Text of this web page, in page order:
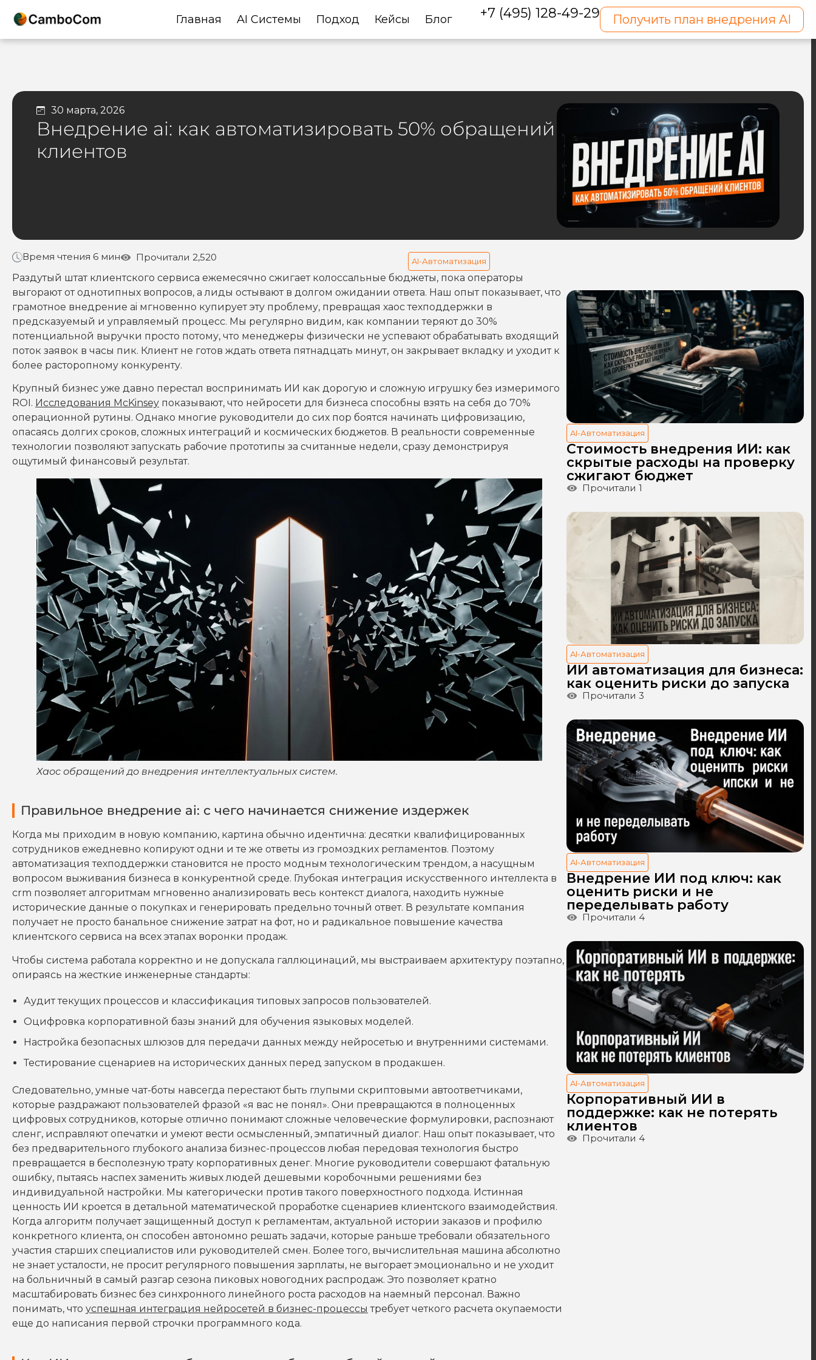
Главная AI Системы Подход Кейсы Блог +7 (495) 128-49-29 Получить план внедрения AI
30 марта, 2026
Внедрение ai: как автоматизировать 50% обращений
клиентов
Время чтения 6 мин Прочитали 2,520 AI-Автоматизация
Раздутый штат клиентского сервиса ежемесячно сжигает колоссальные бюджеты, пока операторы
выгорают от однотипных вопросов, а лиды остывают в долгом ожидании ответа. Наш опыт показывает, что
грамотное внедрение ai мгновенно купирует эту проблему, превращая хаос техподдержки в
предсказуемый и управляемый процесс. Мы регулярно видим, как компании теряют до 30%
потенциальной выручки просто потому, что менеджеры физически не успевают обрабатывать входящий
поток заявок в часы пик. Клиент не готов ждать ответа пятнадцать минут, он закрывает вкладку и уходит к
более расторопному конкуренту.
Крупный бизнес уже давно перестал воспринимать ИИ как дорогую и сложную игрушку без измеримого
ROI. Исследования McKinsey показывают, что нейросети для бизнеса способны взять на себя до 70%
операционной рутины. Однако многие руководители до сих пор боятся начинать цифровизацию,
опасаясь долгих сроков, сложных интеграций и космических бюджетов. В реальности современные
технологии позволяют запускать рабочие прототипы за считанные недели, сразу демонстрируя
ощутимый финансовый результат.
Хаос обращений до внедрения интеллектуальных систем.
Правильное внедрение ai: с чего начинается снижение издержек
Когда мы приходим в новую компанию, картина обычно идентична: десятки квалифицированных
сотрудников ежедневно копируют одни и те же ответы из громоздких регламентов. Поэтому
автоматизация техподдержки становится не просто модным технологическим трендом, а насущным
вопросом выживания бизнеса в конкурентной среде. Глубокая интеграция искусственного интеллекта в
crm позволяет алгоритмам мгновенно анализировать весь контекст диалога, находить нужные
исторические данные о покупках и генерировать предельно точный ответ. В результате компания
получает не просто банальное снижение затрат на фот, но и радикальное повышение качества
клиентского сервиса на всех этапах воронки продаж.
Чтобы система работала корректно и не допускала галлюцинаций, мы выстраиваем архитектуру поэтапно,
опираясь на жесткие инженерные стандарты:
Аудит текущих процессов и классификация типовых запросов пользователей.
Оцифровка корпоративной базы знаний для обучения языковых моделей.
Настройка безопасных шлюзов для передачи данных между нейросетью и внутренними системами.
Тестирование сценариев на исторических данных перед запуском в продакшен.
Следовательно, умные чат-боты навсегда перестают быть глупыми скриптовыми автоответчиками,
которые раздражают пользователей фразой «я вас не понял». Они превращаются в полноценных
цифровых сотрудников, которые отлично понимают сложные человеческие формулировки, распознают
сленг, исправляют опечатки и умеют вести осмысленный, эмпатичный диалог. Наш опыт показывает, что
без предварительного глубокого анализа бизнес-процессов любая передовая технология быстро
превращается в бесполезную трату корпоративных денег. Многие руководители совершают фатальную
ошибку, пытаясь наспех заменить живых людей дешевыми коробочными решениями без
индивидуальной настройки. Мы категорически против такого поверхностного подхода. Истинная
ценность ИИ кроется в детальной математической проработке сценариев клиентского взаимодействия.
Когда алгоритм получает защищенный доступ к регламентам, актуальной истории заказов и профилю
конкретного клиента, он способен автономно решать задачи, которые раньше требовали обязательного
участия старших специалистов или руководителей смен. Более того, вычислительная машина абсолютно
не знает усталости, не просит регулярного повышения зарплаты, не выгорает эмоционально и не уходит
на больничный в самый разгар сезона пиковых новогодних распродаж. Это позволяет кратно
масштабировать бизнес без синхронного линейного роста расходов на наемный персонал. Важно
понимать, что успешная интеграция нейросетей в бизнес-процессы требует четкого расчета окупаемости
еще до написания первой строчки программного кода.
AI-Автоматизация
Стоимость внедрения ИИ: как
скрытые расходы на проверку
сжигают бюджет
Прочитали 1
AI-Автоматизация
ИИ автоматизация для бизнеса:
как оценить риски до запуска
Прочитали 3
AI-Автоматизация
Внедрение ИИ под ключ: как
оценить риски и не
переделывать работу
Прочитали 4
AI-Автоматизация
Корпоративный ИИ в
поддержке: как не потерять
клиентов
Прочитали 4